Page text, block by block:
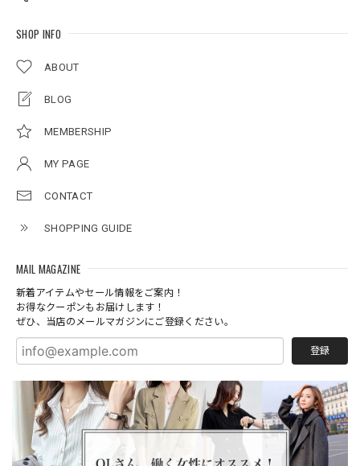
SHOP INFO
ABOUT
BLOG
MEMBERSHIP
MY PAGE
CONTACT
SHOPPING GUIDE
MAIL MAGAZINE
新着アイテムやセール情報をご案内！
お得なクーポンもお届けします！
ぜひ、当店のメールマガジンにご登録ください。
登録